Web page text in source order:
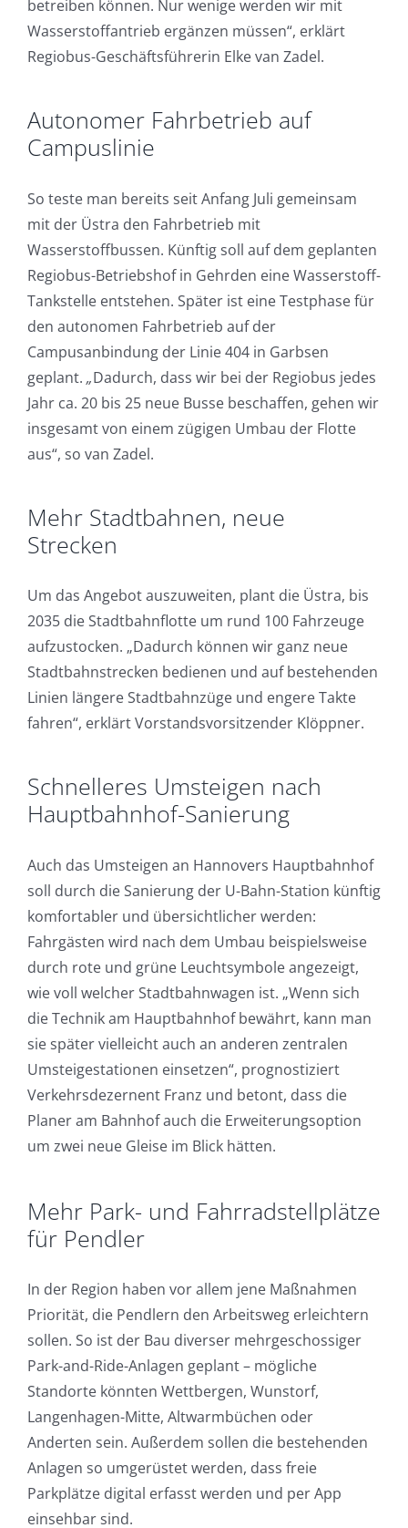
betreiben können. Nur wenige werden wir mit
Wasserstoffantrieb ergänzen müssen“, erklärt
Regiobus-Geschäftsführerin Elke van Zadel.
Autonomer Fahrbetrieb auf
Campuslinie
So teste man bereits seit Anfang Juli gemeinsam
mit der Üstra den Fahrbetrieb mit
Wasserstoffbussen. Künftig soll auf dem geplanten
Regiobus-Betriebshof in Gehrden eine Wasserstoff-
Tankstelle entstehen. Später ist eine Testphase für
den autonomen Fahrbetrieb auf der
Campusanbindung der Linie 404 in Garbsen
geplant. „Dadurch, dass wir bei der Regiobus jedes
Jahr ca. 20 bis 25 neue Busse beschaffen, gehen wir
insgesamt von einem zügigen Umbau der Flotte
aus“, so van Zadel.
Mehr Stadtbahnen, neue
Strecken
Um das Angebot auszuweiten, plant die Üstra, bis
2035 die Stadtbahnflotte um rund 100 Fahrzeuge
aufzustocken. „Dadurch können wir ganz neue
Stadtbahnstrecken bedienen und auf bestehenden
Linien längere Stadtbahnzüge und engere Takte
fahren“, erklärt Vorstandsvorsitzender Klöppner.
Schnelleres Umsteigen nach
Hauptbahnhof-Sanierung
Auch das Umsteigen an Hannovers Hauptbahnhof
soll durch die Sanierung der U-Bahn-Station künftig
komfortabler und übersichtlicher werden:
Fahrgästen wird nach dem Umbau beispielsweise
durch rote und grüne Leuchtsymbole angezeigt,
wie voll welcher Stadtbahnwagen ist. „Wenn sich
die Technik am Hauptbahnhof bewährt, kann man
sie später vielleicht auch an anderen zentralen
Umsteigestationen einsetzen“, prognostiziert
Verkehrsdezernent Franz und betont, dass die
Planer am Bahnhof auch die Erweiterungsoption
um zwei neue Gleise im Blick hätten.
Mehr Park- und Fahrradstellplätze
für Pendler
In der Region haben vor allem jene Maßnahmen
Priorität, die Pendlern den Arbeitsweg erleichtern
sollen. So ist der Bau diverser mehrgeschossiger
Park-and-Ride-Anlagen geplant – mögliche
Standorte könnten Wettbergen, Wunstorf,
Langenhagen-Mitte, Altwarmbüchen oder
Anderten sein. Außerdem sollen die bestehenden
Anlagen so umgerüstet werden, dass freie
Parkplätze digital erfasst werden und per App
einsehbar sind.